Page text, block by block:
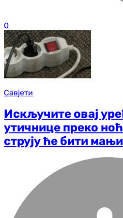
0
Савјети
Искључите овај
утичнице преко
струју ће бити мањи